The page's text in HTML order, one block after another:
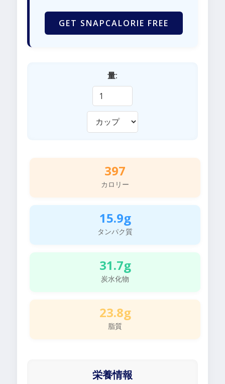
GET SNAPCALORIE FREE
量:
397
カロリー
15.9g
タンパク質
31.7g
炭水化物
23.8g
脂質
栄養情報